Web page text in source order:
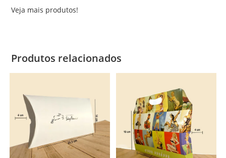
Veja mais produtos!
Produtos relacionados